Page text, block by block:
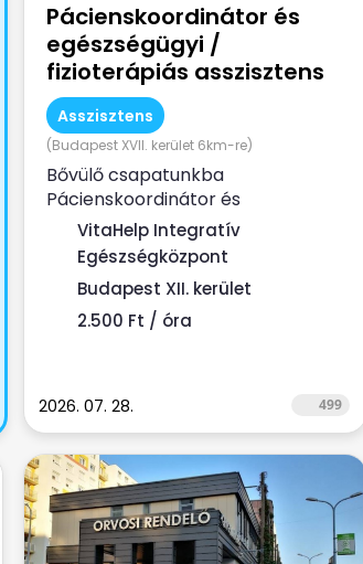
Pácienskoordinátor és
egészségügyi /
fizioterápiás asszisztens
Asszisztens
(Budapest XVII. kerület 6km-re)
Bővülő csapatunkba
Pácienskoordinátor és
egészségügyi / fizioterápiás
asszisztens munkatársat keresünk.
VitaHelp Integratív
Egészségközpont
Budapest XII. kerület
2.500 Ft / óra
2026. 07. 28. 499